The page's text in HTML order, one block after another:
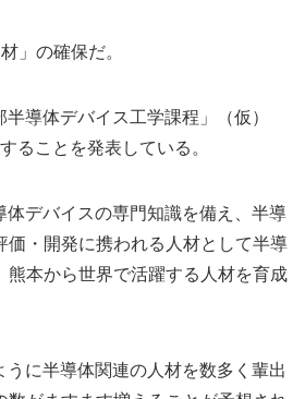
」の確保だ。
導体デバイス工学課程」（仮）
ることを発表している。
デバイスの専門知識を備え、半導
価・開発に携われる人材として半導
熊本から世界で活躍する人材を育成
に半導体関連の人材を数多く輩出